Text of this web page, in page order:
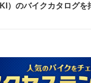
）のバイクカタログを